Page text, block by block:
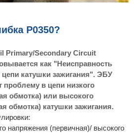
P0350?
Primary/Secondary Circuit
как "Неисправность
катушки зажигания". ЭБУ
проблему в цепи низкого
обмотка) или высокого
обмотка) катушки зажигания.
напряжения (первичная)/ высокого